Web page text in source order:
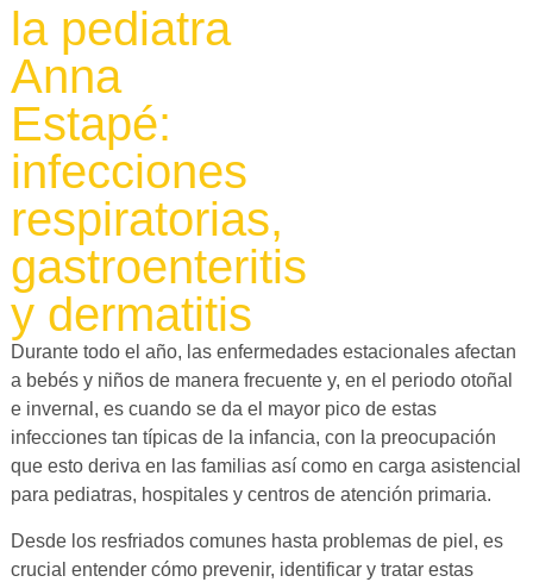
la pediatra
Anna
Estapé:
infecciones
respiratorias,
gastroenteritis
y dermatitis
Durante todo el año, las enfermedades estacionales afectan
a bebés y niños de manera frecuente y, en el periodo otoñal
e invernal, es cuando se da el mayor pico de estas
infecciones tan típicas de la infancia, con la preocupación
que esto deriva en las familias así como en carga asistencial
para pediatras, hospitales y centros de atención primaria.
Desde los resfriados comunes hasta problemas de piel, es
crucial entender cómo prevenir, identificar y tratar estas